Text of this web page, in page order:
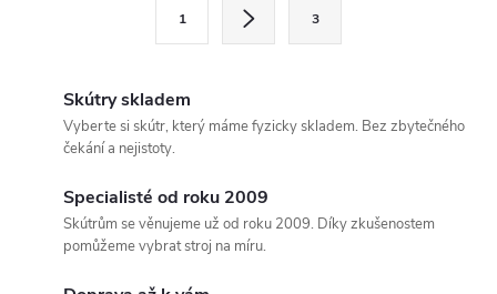
1 3
Skútry skladem
Vyberte si skútr, který máme fyzicky skladem. Bez zbytečného
čekání a nejistoty.
Specialisté od roku 2009
Skútrům se věnujeme už od roku 2009. Díky zkušenostem
pomůžeme vybrat stroj na míru.